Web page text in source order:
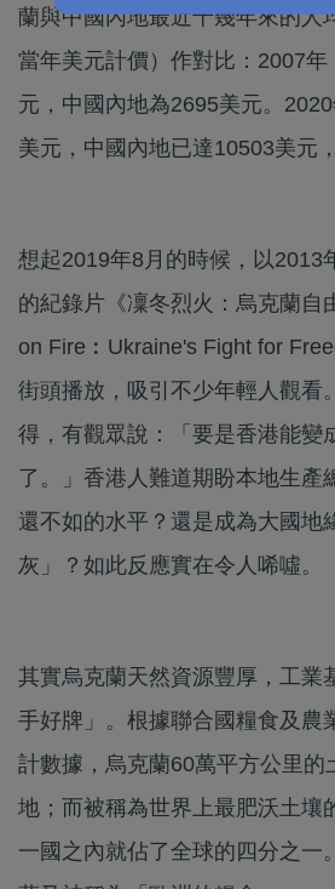
蘭與中國內地最近十幾年來的人
當年美元計價）作對比：2007
元，中國內地為2695美元。
美元，中國內地已達10503美元
想起2019年8月的時候，以2013
的紀錄片《凜冬烈火：烏克蘭自
on Fire︰Ukraine's Fight for
街頭播放，吸引不少年輕人觀看
得，有觀眾說：「要是香港能變
了。」香港人難道期盼本地生產
還不如的水平？還是成為大國地
灰」？如此反應實在令人唏噓。
其實烏克蘭天然資源豐厚，工業
手好牌」。根據聯合國糧食及農
計數據，烏克蘭60萬平方公里的
地；而被稱為世界上最肥沃土壤
一國之內就佔了全球的四分之一